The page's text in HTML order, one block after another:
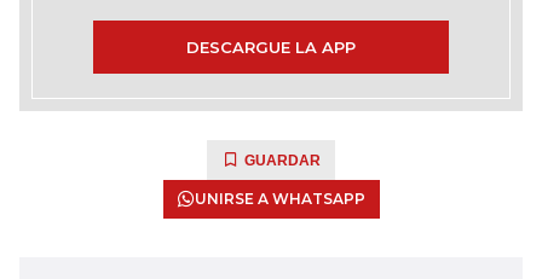
DESCARGUE LA APP
GUARDAR
UNIRSE A WHATSAPP